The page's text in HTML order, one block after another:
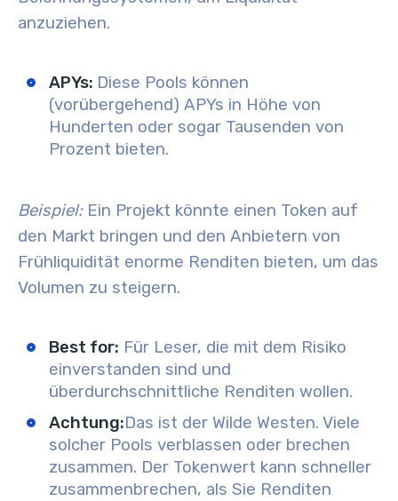
anzuziehen.
APYs: Diese Pools können
(vorübergehend) APYs in Höhe von
Hunderten oder sogar Tausenden von
Prozent bieten.
Beispiel:Ein Projekt könnte einen Token auf
den Markt bringen und den Anbietern von
Frühliquidität enorme Renditen bieten, um das
Volumen zu steigern.
Best for: Für Leser, die mit dem Risiko
einverstanden sind und
überdurchschnittliche Renditen wollen.
Achtung:Das ist der Wilde Westen. Viele
solcher Pools verblassen oder brechen
zusammen. Der Tokenwert kann schneller
zusammenbrechen, als Sie Renditen